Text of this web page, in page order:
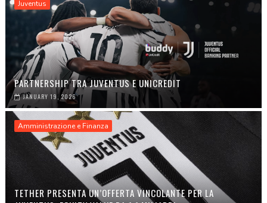
Juventus
PARTNERSHIP TRA JUVENTUS E UNICREDIT
JANUARY 19, 2026
Amministrazione e Finanza
TETHER PRESENTA UN’OFFERTA VINCOLANTE PER LA